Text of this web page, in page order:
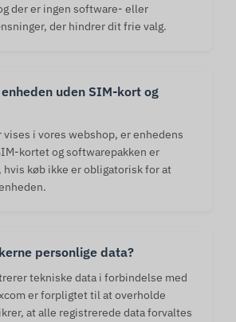
der er ingen software- eller
der hindrer dit frie valg.
uden SIM-kort og
vises i vores webshop, er enhedens
kortet og softwarepakken er
køb ikke er obligatorisk for at
personlige data?
tekniske data i forbindelse med
er forpligtet til at overholde
at alle registrerede data forvaltes